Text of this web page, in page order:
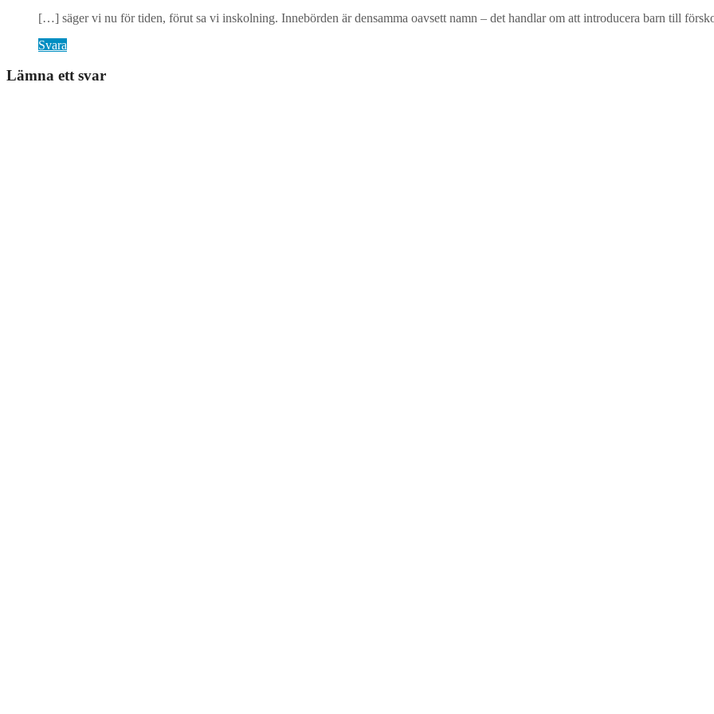
[…] säger vi nu för tiden, förut sa vi inskolning. Innebörden är densamma oavsett namn – det handlar om att introducera barn till
Svara
Lämna ett svar